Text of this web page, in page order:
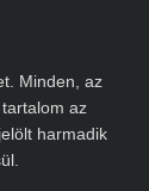
Minden, az
az
harmadik